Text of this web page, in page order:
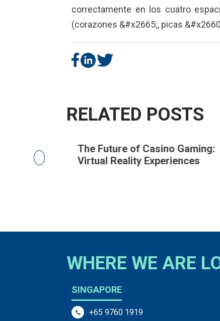
correctamente en los cuatro
(corazones &#x2665;, picas
RELATED POSTS
The Future of Casino Gaming:
Virtual Reality Experiences
WHERE WE ARE
SINGAPORE
+65 9760 1919